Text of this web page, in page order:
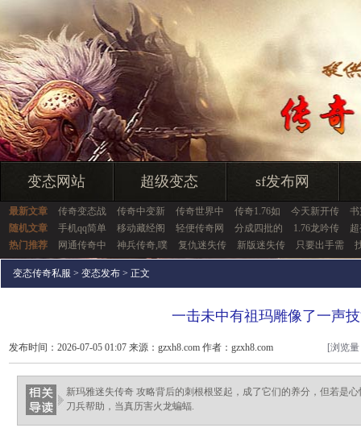
变态网站 超级变态 sf发布网
最新文章 传奇变态战 传奇中变新 传奇世界中 传奇1.76如 今天新开传
随机文章
手机qq简单 移动藏经阁 轻便传奇网 分成四批的 1.76龙吟传
热门推荐
网通传奇中 神兵传奇,噗 复仇迷失传 新版迷失传 只要出手需
变态传奇私服 > 变态发布 > 正文
一击未中有祖玛雕像了一声
发布时间：2026-07-05 01:07 来源：gzxh8.com 作者：gzxh8.com [浏览
新玛雅迷失传奇 攻略背后的刺根根竖起，成了它们的养分，但若是
刀兵帮助，当真历害火龙蝙蝠.